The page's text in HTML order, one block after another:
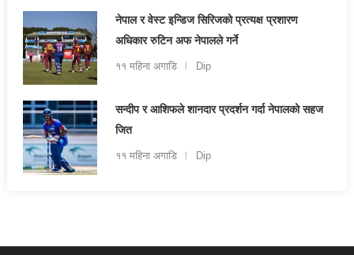
नेपाल र वेस्ट इन्डिज सिरिजको प्रत्यक्ष प्रशारण
अधिकार रुटिन अफ नेपालले गर्ने
११ महिना अगाडि Dip
सन्दीप र आशिफले शानदार प्रदर्शन गर्दा नेपालको सहज
जित
११ महिना अगाडि Dip